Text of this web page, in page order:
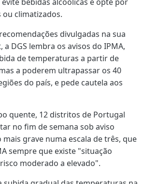
bebidas alcoólicas e opte por
climatizados.
divulgadas na sua
DGS lembra os avisos do IPMA,
de temperaturas a partir de
a poderem ultrapassar os 40
do país, e pede cautela aos
quente, 12 distritos de Portugal
no fim de semana sob aviso
grave numa escala de três, que
sempre que existe "situação
moderado a elevado".